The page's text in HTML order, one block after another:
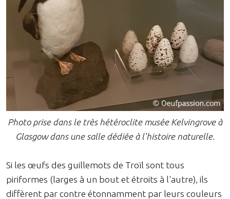
Photo prise dans le très hétéroclite musée Kelvingrove à
Glasgow dans une salle dédiée à l'histoire naturelle.
Si les œufs des guillemots de Troïl sont tous
piriformes (larges à un bout et étroits à l'autre), ils
diffèrent par contre étonnamment par leurs couleurs